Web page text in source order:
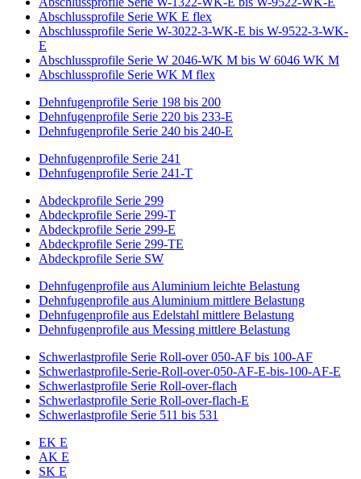
Abschlussprofile Serie WK E flex
Abschlussprofile Serie W-3022-3-WK-E bis W-9522-3-WK-
E
Abschlussprofile Serie W 2046-WK M bis W 6046 WK M
Abschlussprofile Serie WK M flex
Dehnfugenprofile Serie 198 bis 200
Dehnfugenprofile Serie 220 bis 233-E
Dehnfugenprofile Serie 240 bis 240-E
Dehnfugenprofile Serie 241
Dehnfugenprofile Serie 241-T
Abdeckprofile Serie 299
Abdeckprofile Serie 299-T
Abdeckprofile Serie 299-E
Abdeckprofile Serie 299-TE
Abdeckprofile Serie SW
Dehnfugenprofile aus Aluminium leichte Belastung
Dehnfugenprofile aus Aluminium mittlere Belastung
Dehnfugenprofile aus Edelstahl mittlere Belastung
Dehnfugenprofile aus Messing mittlere Belastung
Schwerlastprofile Serie Roll-over 050-AF bis 100-AF
Schwerlastprofile-Serie-Roll-over-050-AF-E-bis-100-AF-E
Schwerlastprofile Serie Roll-over-flach
Schwerlastprofile Serie Roll-over-flach-E
Schwerlastprofile Serie 511 bis 531
EK E
AK E
SK E